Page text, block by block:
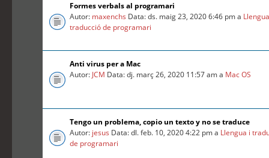
Formes verbals al programari
Autor: maxenchs Data: ds. maig 23, 2020 6:46 pm a
traducció de programari
Anti virus per a Mac
Autor: JCM Data: dj. març 26, 2020 11:57 am a Mac OS
Tengo un problema, copio un texto y no se traduce
Autor: jesus Data: dl. feb. 10, 2020 4:22 pm a Llengua i
de programari